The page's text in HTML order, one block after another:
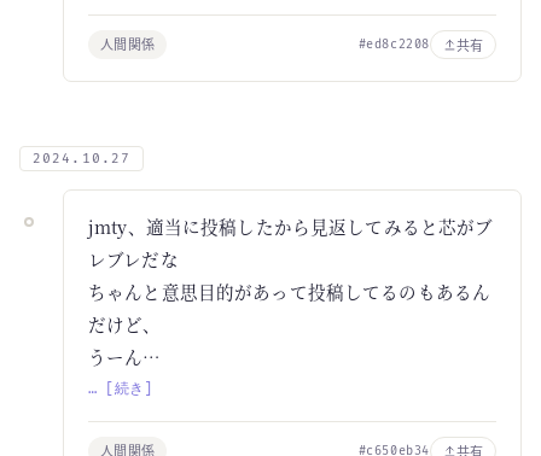
人間関係 #ed8c2208 共有
2024.10.27
jmty、適当に投稿したから見返してみると芯がブ
レブレだな
ちゃんと意思目的があって投稿してるのもあるん
だけど、
うーん…
… [続き]
人間関係 #c650eb34 共有